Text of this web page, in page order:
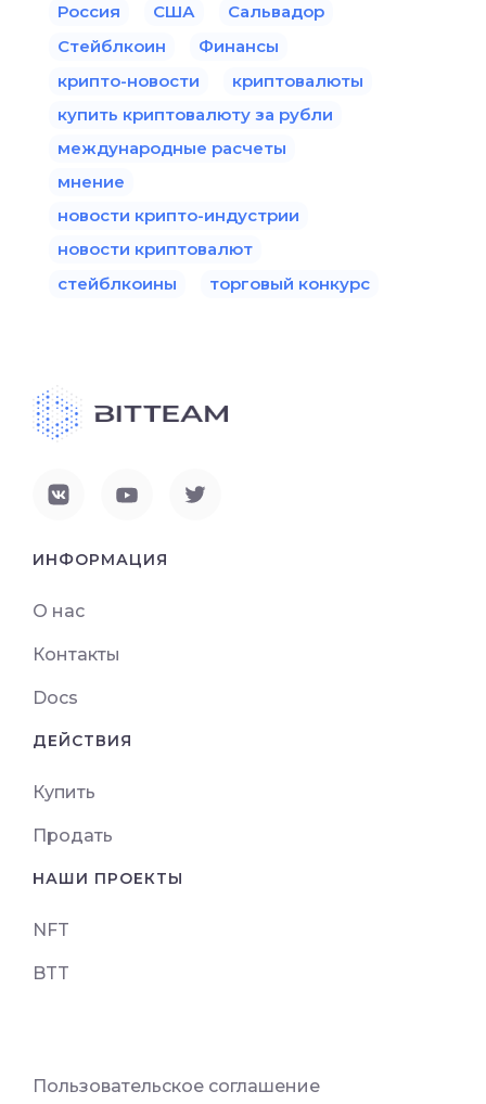
Россия
США
Сальвадор
Стейблкоин
Финансы
крипто-новости
криптовалюты
купить криптовалюту за рубли
международные расчеты
мнение
новости крипто-индустрии
новости криптовалют
стейблкоины
торговый конкурс
ИНФОРМАЦИЯ
О нас
Контакты
Docs
ДЕЙСТВИЯ
Купить
Продать
НАШИ ПРОЕКТЫ
NFT
BTT
Пользовательское соглашение